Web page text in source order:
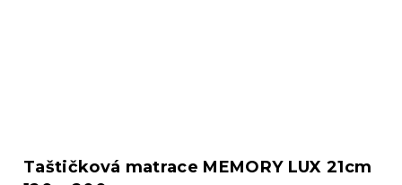
Taštičková matrace MEMORY LUX 21cm